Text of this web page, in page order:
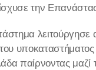
την
λειτούργησε
υποκαταστήματος
παίρνοντας μαζί